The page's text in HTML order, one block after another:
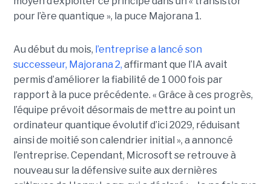
pour l’ère quantique », la puce Majorana 1.
Au début du mois, l’entreprise a lancé son
successeur, Majorana 2, affirmant que l’IA avait
permis d’améliorer la fiabilité de 1 000 fois par
rapport à la puce précédente. « Grâce à ces progrès,
l’équipe prévoit désormais de mettre au point un
ordinateur quantique évolutif d’ici 2029, réduisant
ainsi de moitié son calendrier initial », a annoncé
l’entreprise. Cependant, Microsoft se retrouve à
nouveau sur la défensive suite aux dernières